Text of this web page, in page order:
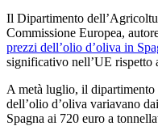
Il Dipartimento
Commissione Europea,
prezzi dell’olio d’oliva in
significativo nell’UE rispetto
A metà luglio, il dipartimento
dell’olio d’oliva variavano
Spagna ai 720 euro a